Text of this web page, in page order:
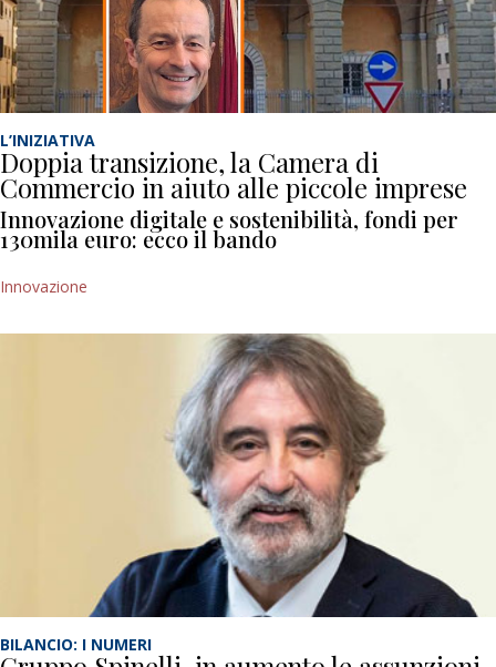
L’INIZIATIVA
Doppia transizione, la Camera di
Commercio in aiuto alle piccole imprese
Innovazione digitale e sostenibilità, fondi per
130mila euro: ecco il bando
Innovazione
BILANCIO: I NUMERI